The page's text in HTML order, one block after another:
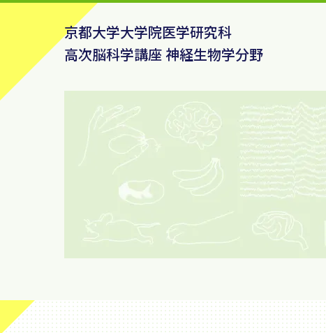
京都大学大学院医学研究科
高次脳科学講座 神経生物学分野